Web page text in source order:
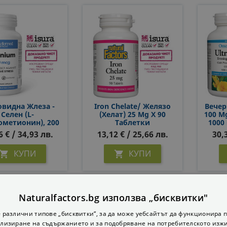
Жлеза -
Селен (L-
200
60 Капсули
€ / 34,93 лв.
 КУПИ
Iron Chelate/ Желязо
(хелат) 25 Mg X 90
Таблетки
13,12 € / 25,66 лв.
 КУПИ
100
Naturalfactors.bg използва „бисквитки"
типове „бисквитки“, за да може уебсайтът да функционира
на съдържанието и за подобряване на потребителското